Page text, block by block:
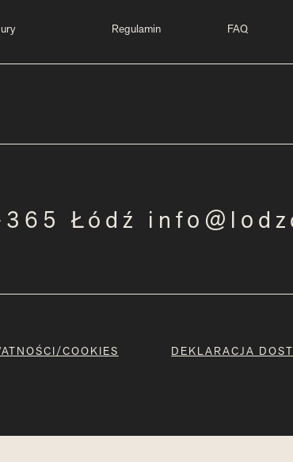
Regulamin FAQ
Łódź
COOKIES DEKLARACJA